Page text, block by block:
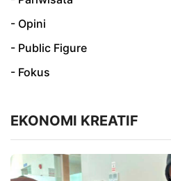
- Opini
- Public Figure
- Fokus
EKONOMI KREATIF